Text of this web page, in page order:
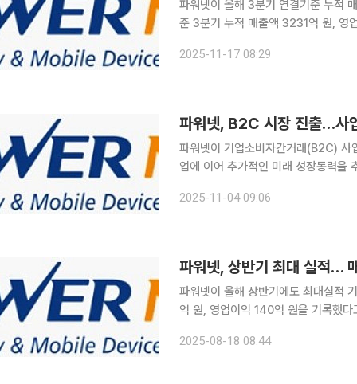
파워넷이 올해 3분기 연결기준 누적 매출과
준 3분기 누적 매출액 3231억 원, 영
출 1005억 원, 영업이익 67억 원으로
2025-11-17 08:29
파워넷, B2C 시장 진출…사
파워넷이 기업소비자간거래(B2C) 사
업에 이어 추가적인 미래 성장동력을 추가했다. 파워넷은 5월 B2C 사업을 본
다고 4일 밝혔다. 파워넷 관
2025-11-04 09:06
파워넷, 상반기 최대 실적…
파워넷이 올해 상반기에도 최대실적 기록을 이어가고 있다.
억 원, 영업이익 140억 원을 기록했
출은 지난해 같은 기간 648억 원 대
2025-08-18 08:44